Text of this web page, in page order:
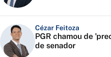
Cézar Feitoza
PGR chamou de
de senador